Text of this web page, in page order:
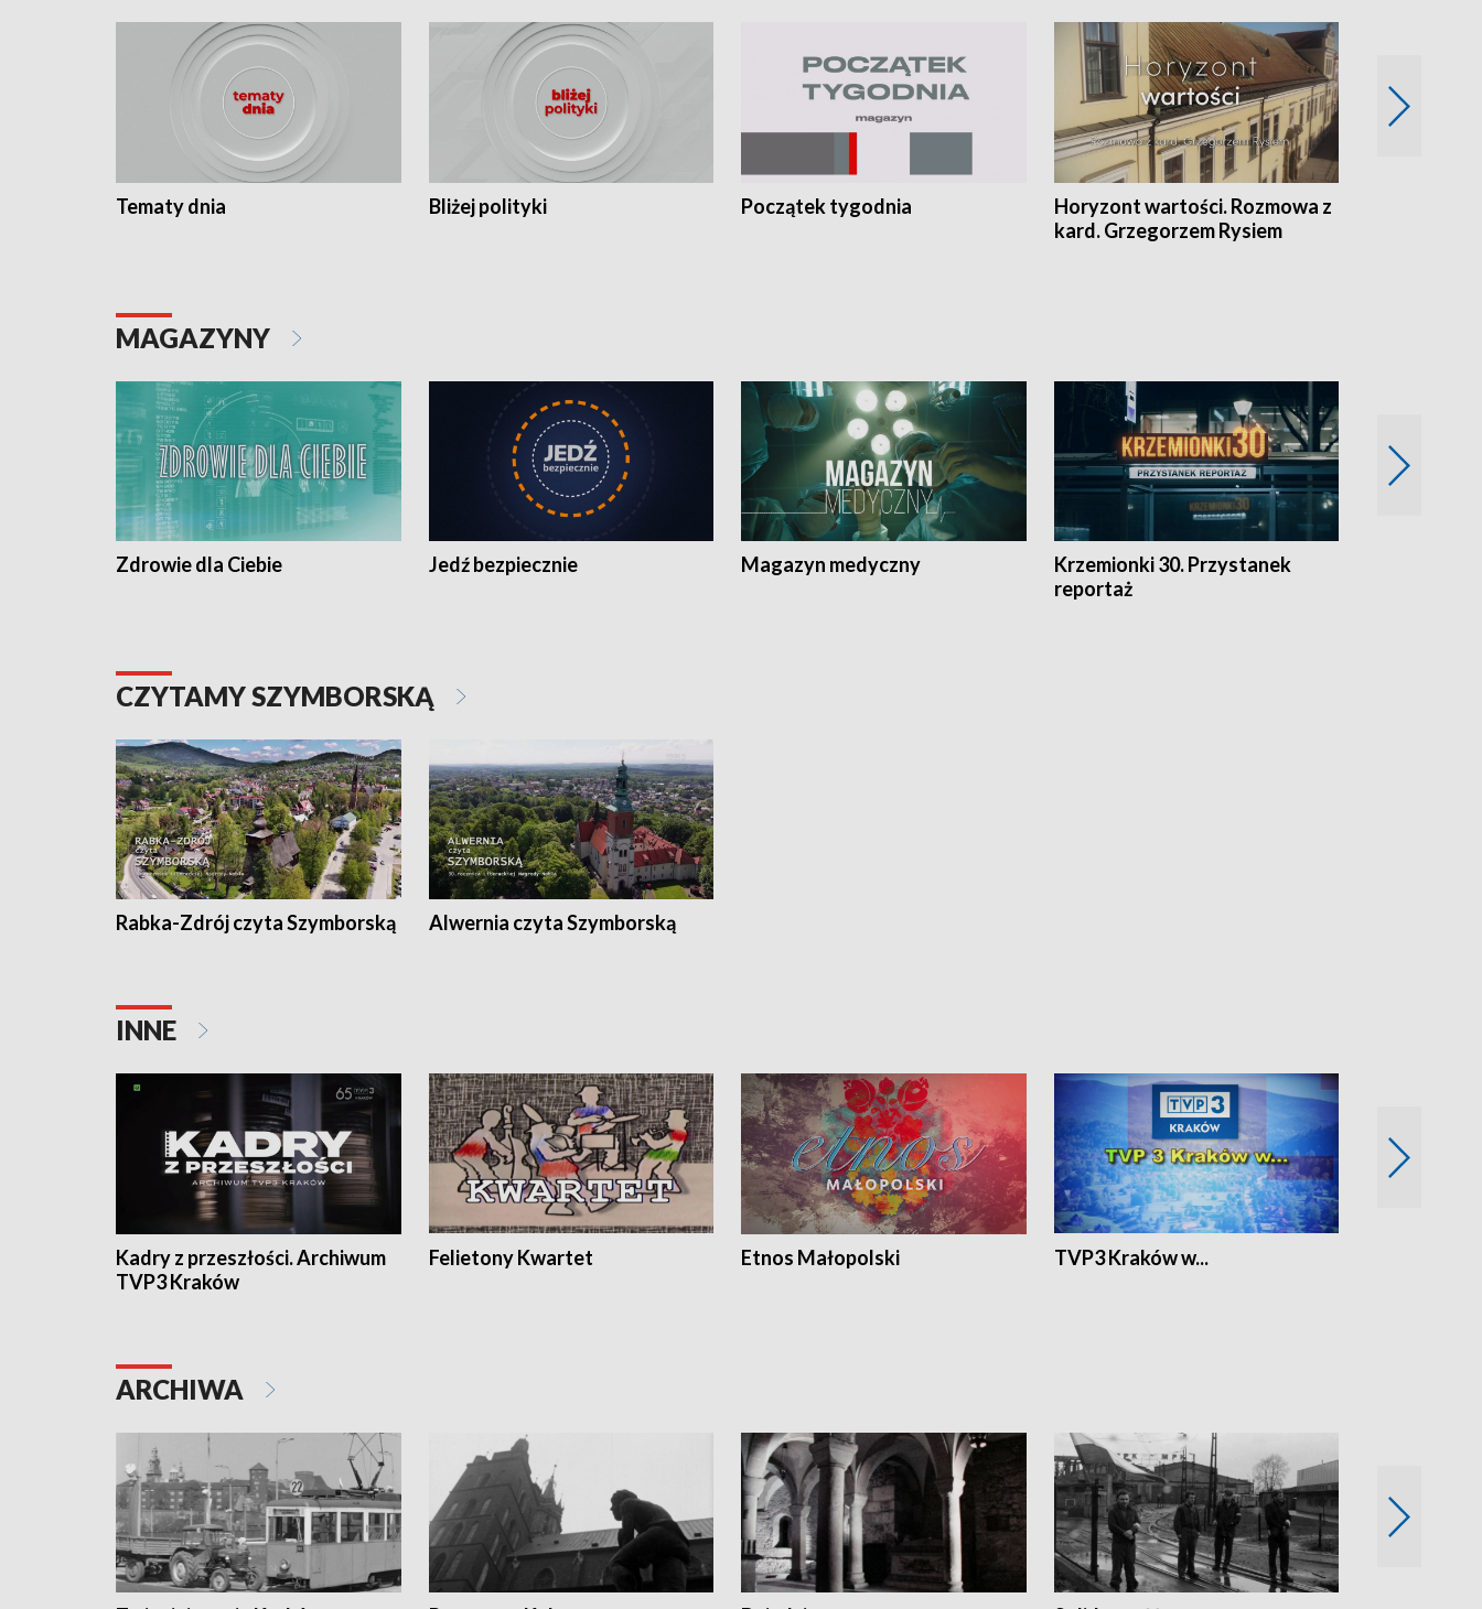
Tematy dnia Bliżej polityki Początek tygodnia
Horyzont wartości. Rozmowa z
kard. Grzegorzem Rysiem
MAGAZYNY
Zdrowie dla Ciebie Jedź bezpiecznie Magazyn medyczny
Krzemionki 30. Przystanek
reportaż
CZYTAMY SZYMBORSKĄ
Rabka-Zdrój czyta Szymborską Alwernia czyta Szymborską
INNE
Kadry z przeszłości. Archiwum
TVP3 Kraków
Felietony Kwartet Etnos Małopolski TVP3 Kraków w...
ARCHIWA